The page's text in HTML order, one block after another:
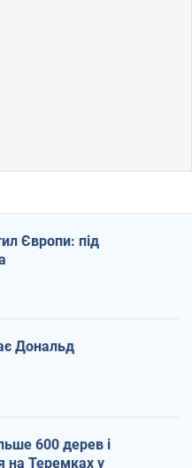
Європи: під
Дональд
600 дерев і
на Теремках у